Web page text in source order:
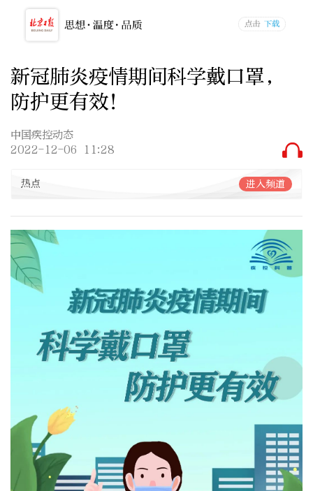
新冠肺炎疫情期间科学戴口罩，
防护更有效！
中国疾控动态
2022-12-06 11:28
热点 进入频道